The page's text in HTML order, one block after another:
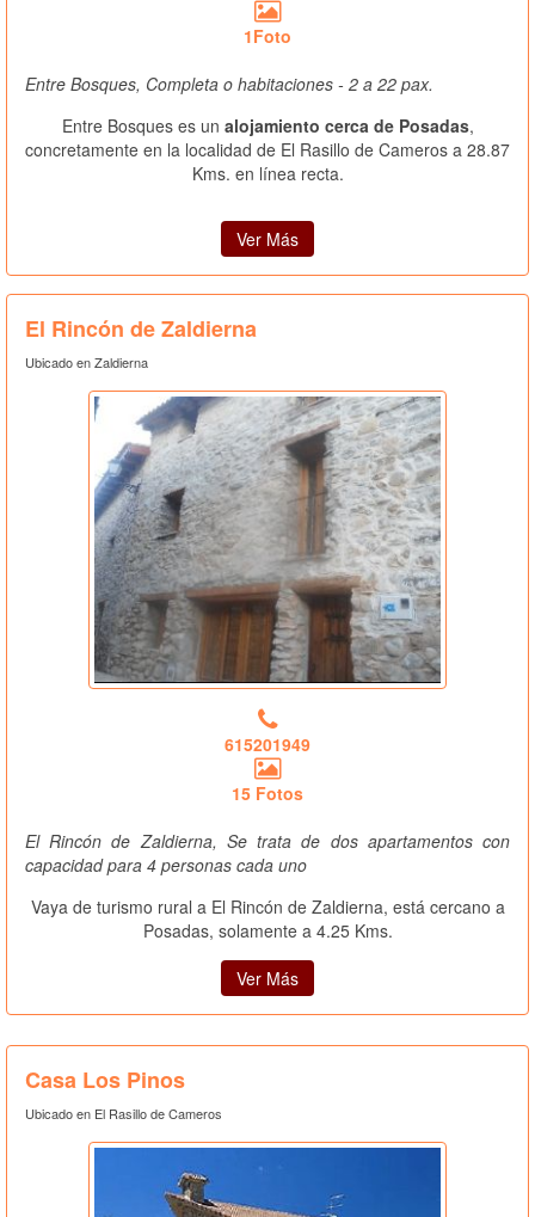
1Foto
Entre Bosques, Completa o habitaciones - 2 a 22 pax.
Entre Bosques es un alojamiento cerca de Posadas,
concretamente en la localidad de El Rasillo de Cameros a 28.87
Kms. en línea recta.
Ver Más
El Rincón de Zaldierna
Ubicado en Zaldierna
615201949
15 Fotos
El Rincón de Zaldierna, Se trata de dos apartamentos con
capacidad para 4 personas cada uno
Vaya de turismo rural a El Rincón de Zaldierna, está cercano a
Posadas, solamente a 4.25 Kms.
Ver Más
Casa Los Pinos
Ubicado en El Rasillo de Cameros